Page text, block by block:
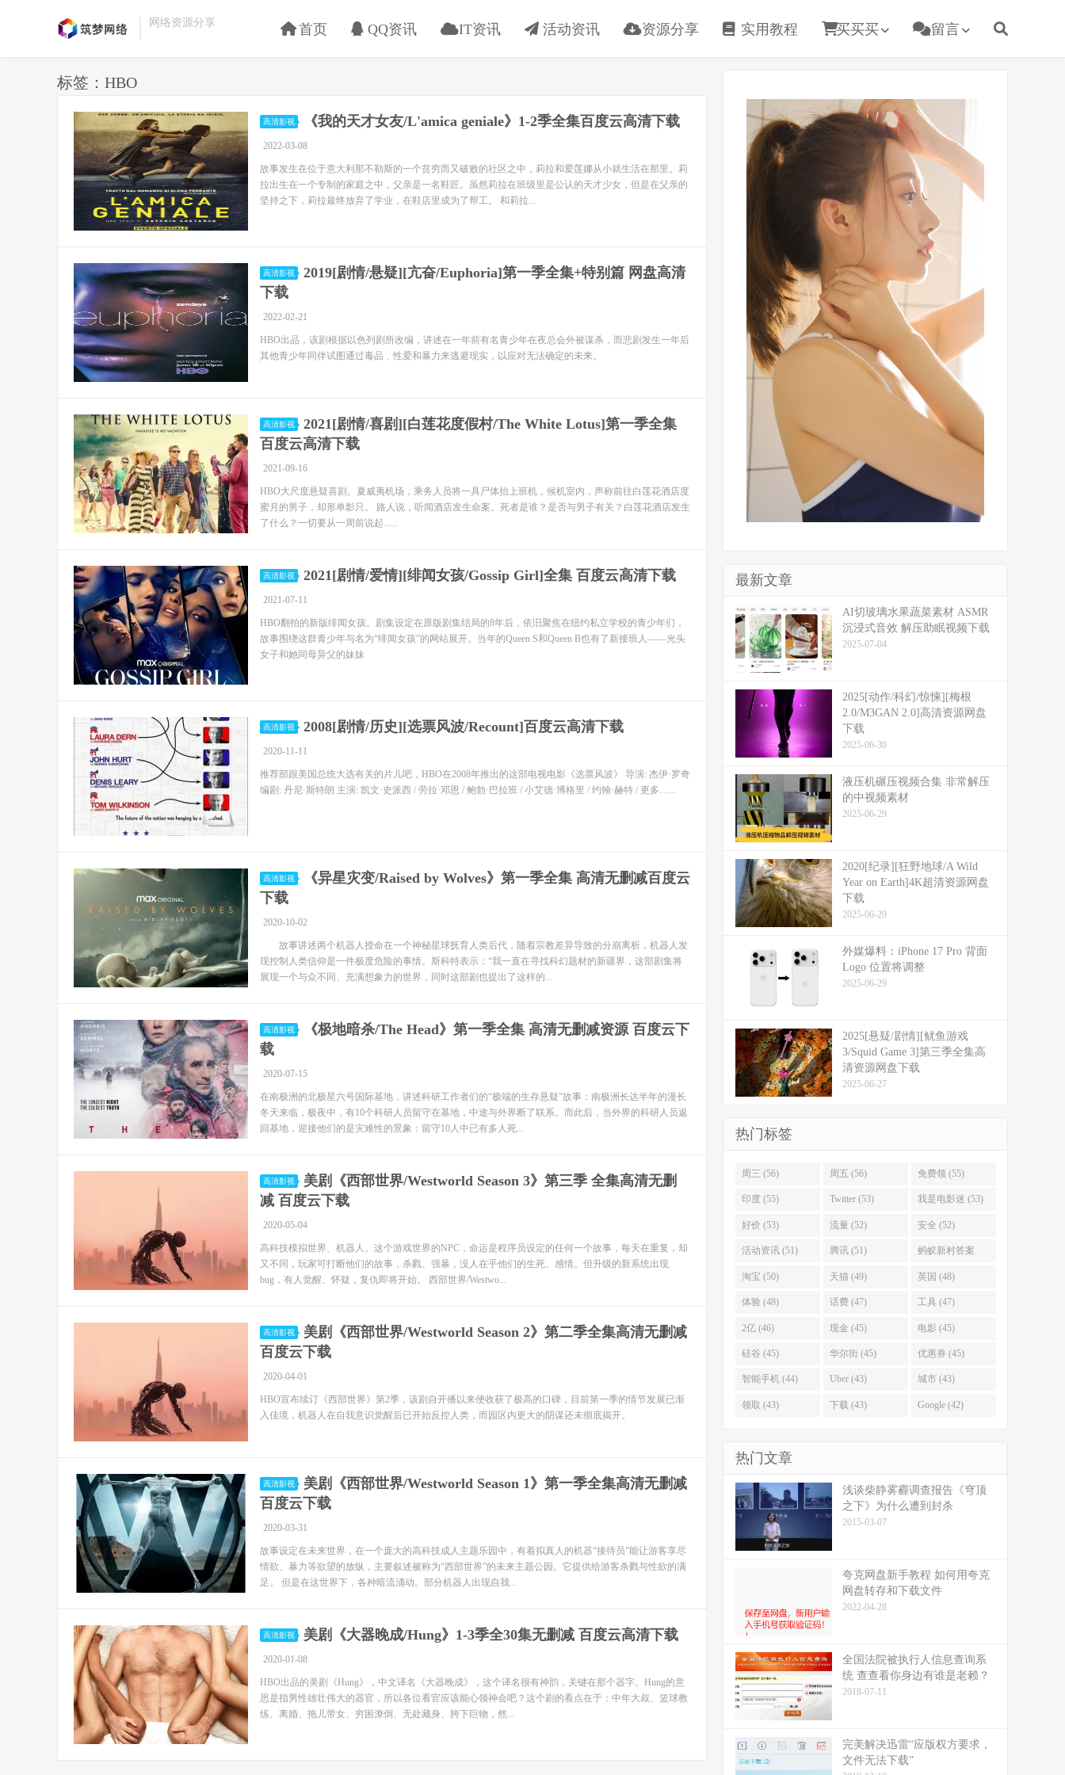
网络资源分享 首页 QQ资讯 IT资讯 活动资讯 资源分享 实用教程 买买买 留言
标签：HBO
高清影视 《我的天才女友/L'amica geniale》​1-2季全集百度云高清下载
2022-03-08
故事发生在位于意大利那不勒斯的一个贫穷而又破败的社区之中，莉拉和爱莲娜从小就生活在那里。莉
拉出生在一个专制的家庭之中，父亲是一名鞋匠。虽然莉拉在班级里是公认的天才少女，但是在父亲的
坚持之下，莉拉最终放弃了学业，在鞋店里成为了帮工。 和莉拉...
高清影视
2019[剧情/悬疑][亢奋/Euphoria]第一季全集+特别篇 网盘高清
下载
2022-02-21
HBO出品，该剧根据以色列剧所改编，讲述在一年前有名青少年在夜总会外被谋杀，而悲剧发生一年后
其他青少年同伴试图通过毒品﹑性爱和暴力来逃避现实，以应对无法确定的未来。
高清影视
2021[剧情/喜剧][白莲花度假村/The White Lotus]第一季全集
百度云高清下载
2021-09-16
HBO大尺度悬疑喜剧。夏威夷机场，乘务人员将一具尸体抬上班机，候机室内，声称前往白莲花酒店度
蜜月的男子，却形单影只。 路人说，听闻酒店发生命案。死者是谁？是否与男子有关？白莲花酒店发生
了什么？一切要从一周前说起......
高清影视 2021[剧情/爱情][绯闻女孩/Gossip Girl]全集 百度云高清下载
2021-07-11
HBO翻拍的新版绯闻女孩。剧集设定在原版剧集结局的8年后，依旧聚焦在纽约私立学校的青少年们，
故事围绕这群青少年与名为“绯闻女孩”的网站展开。当年的Queen S和Queen B也有了新接班人——光头
女子和她同母异父的妹妹
高清影视 2008[剧情/历史][选票风波/Recount]百度云高清下载
2020-11-11
推荐部跟美国总统大选有关的片儿吧，HBO在2008年推出的这部电视电影《选票风波》 导演: 杰伊·罗奇
编剧: 丹尼·斯特朗 主演: 凯文·史派西 / 劳拉·邓恩 / 鲍勃·巴拉班 / 小艾德·博格里 / 约翰·赫特 / 更多…...
高清影视
《异星灾变/Raised by Wolves》第一季全集 高清无删减百度云
下载
2020-10-02
故事讲述两个机器人授命在一个神秘星球抚育人类后代，随着宗教差异导致的分崩离析，机器人发
现控制人类信仰是一件极度危险的事情。斯科特表示：“我一直在寻找科幻题材的新疆界，这部剧集将
展现一个与众不同、充满想象力的世界，同时这部剧也提出了这样的...
高清影视
《极地暗杀/The Head》第一季全集 高清无删减资源 百度云下
载
2020-07-15
在南极洲的北极星六号国际基地，讲述科研工作者们的“极端的生存悬疑”故事：南极洲长达半年的漫长
冬天来临，极夜中，有10个科研人员留守在基地，中途与外界断了联系。而此后，当外界的科研人员返
回基地，迎接他们的是灾难性的景象：留守10人中已有多人死...
高清影视
美剧《西部世界/Westworld Season 3》第三季 全集高清无删
减 百度云下载
2020-05-04
高科技模拟世界、机器人。这个游戏世界的NPC，命运是程序员设定的任何一个故事，每天在重复，却
又不同，玩家可打断他们的故事，杀戮、强暴，没人在乎他们的生死、感情。但升级的新系统出现
bug，有人觉醒、怀疑，复仇即将开始。 西部世界/Westwo...
高清影视
美剧《西部世界/Westworld Season 2》第二季全集高清无删减
百度云下载
2020-04-01
HBO宣布续订《西部世界》第2季，该剧自开播以来便收获了极高的口碑，目前第一季的情节发展已渐
入佳境，机器人在自我意识觉醒后已开始反控人类，而园区内更大的阴谋还未彻底揭开。
高清影视
美剧《西部世界/Westworld Season 1》第一季全集高清无删减
百度云下载
2020-03-31
故事设定在未来世界，在一个庞大的高科技成人主题乐园中，有着拟真人的机器“接待员”能让游客享尽
情欲、暴力等欲望的放纵，主要叙述被称为“西部世界”的未来主题公园。它提供给游客杀戮与性欲的满
足。 但是在这世界下，各种暗流涌动。部分机器人出现自我...
高清影视 美剧《大器晚成/Hung》1-3季全30集无删减 百度云高清下载
2020-01-08
HBO出品的美剧《Hung》，中文译名《大器晚成》，这个译名很有神韵，关键在那个器字。Hung的意
思是指男性雄壮伟大的器官，所以各位看官应该能心领神会吧？这个剧的看点在于：中年大叔、篮球教
练、离婚、拖儿带女、穷困潦倒、无处藏身、胯下巨物，然...
最新文章
​​AI切玻璃水果蔬菜素材 ASMR
沉浸式音效 解压助眠视频下载
2025-07-04
2025[动作/科幻/惊悚][梅根
2.0/M3GAN 2.0]高清资源网盘
下载
2025-06-30
液压机碾压视频合集 非常解压
的中视频素材
2025-06-29
2020[纪录][狂野地球/A Wild
Year on Earth]4K超清资源网盘
下载
2025-06-29
外媒爆料：​​iPhone 17 Pro 背面
Logo 位置将调整​​
2025-06-29
2025[悬疑/剧情][鱿鱼游戏
3/Squid Game 3]第三季全集高
清资源网盘下载
2025-06-27
热门标签
周三 (56) 周五 (56) 免费领 (55)
印度 (55) Twitter (53) 我是电影迷 (53)
好价 (53) 流量 (52) 安全 (52)
活动资讯 (51) 腾讯 (51) 蚂蚁新村答案
(51)
淘宝 (50) 天猫 (49) 英国 (48)
体验 (48) 话费 (47) 工具 (47)
2亿 (46) 现金 (45) 电影 (45)
硅谷 (45) 华尔街 (45) 优惠券 (45)
智能手机 (44) Uber (43) 城市 (43)
领取 (43) 下载 (43) Google (42)
热门文章
浅谈柴静雾霾调查报告《穹顶
之下》为什么遭到封杀
2015-03-07
夸克网盘新手教程 如何用夸克
网盘转存和下载文件
2022-04-28
全国法院被执行人信息查询系
统 查查看你身边有谁是老赖？
2018-07-11
完美解决迅雷“应版权方要求，
文件无法下载”